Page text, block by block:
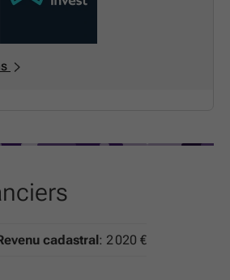
cadastral: 2 020 €